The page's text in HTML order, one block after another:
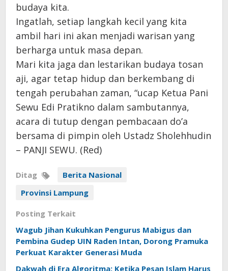
budaya kita.
Ingatlah, setiap langkah kecil yang kita
ambil hari ini akan menjadi warisan yang
berharga untuk masa depan.
Mari kita jaga dan lestarikan budaya tosan
aji, agar tetap hidup dan berkembang di
tengah perubahan zaman, “ucap Ketua Pani
Sewu Edi Pratikno dalam sambutannya,
acara di tutup dengan pembacaan do’a
bersama di pimpin oleh Ustadz Sholehhudin
– PANJI SEWU. (Red)
Ditag
Berita Nasional
Provinsi Lampung
Posting Terkait
Wagub Jihan Kukuhkan Pengurus Mabigus dan
Pembina Gudep UIN Raden Intan, Dorong Pramuka
Perkuat Karakter Generasi Muda
Dakwah di Era Algoritma: Ketika Pesan Islam Harus